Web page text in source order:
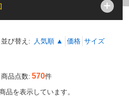
並び替え: 人気順 ▲ 価格 サイズ
品点数: 570件
品を表示しています。